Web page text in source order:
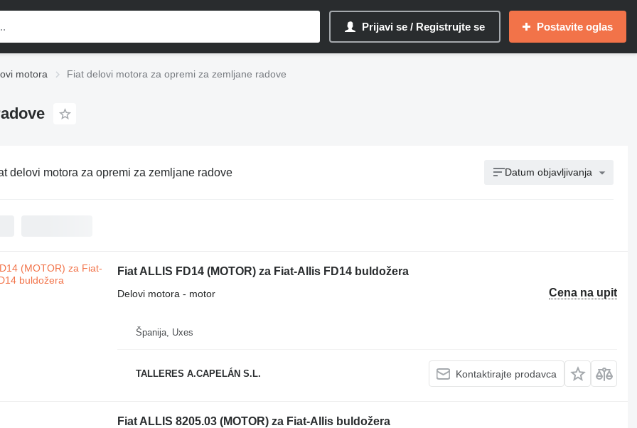
Prijavi se / Registrujte se Postavite oglas
motora Fiat delovi motora za opremi za zemljane radove
delovi motora za opremi za zemljane radove Datum objavljivanja
Fiat ALLIS FD14 (MOTOR) za Fiat-Allis FD14 buldožera
Cena na upit
Delovi motora - motor
Španija, Uxes
TALLERES A.CAPELÁN S.L. Kontaktirajte prodavca
Fiat ALLIS 8205.03 (MOTOR) za Fiat-Allis buldožera